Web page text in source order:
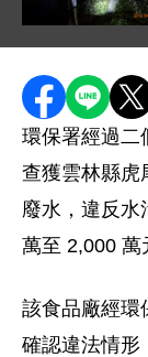
分享至分享
環保署經過二
查獲雲林縣虎
廢水，違反水
萬至 2,000 萬
該食品廠經環
確認違法情形